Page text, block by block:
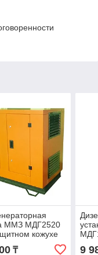
ММЗ МДГ2520
кожухе
₸ 9